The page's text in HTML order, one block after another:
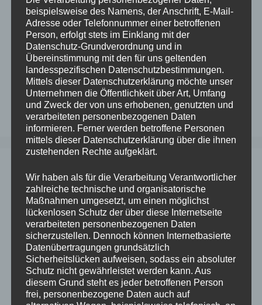
beispielsweise des Namens, der Anschrift, E-Mail-
Adresse oder Telefonnummer einer betroffenen
Person, erfolgt stets im Einklang mit der
Datenschutz-Grundverordnung und in
Übereinstimmung mit den für uns geltenden
landesspezifischen Datenschutzbestimmungen.
Mittels dieser Datenschutzerklärung möchte unser
Unternehmen die Öffentlichkeit über Art, Umfang
und Zweck der von uns erhobenen, genutzten und
verarbeiteten personenbezogenen Daten
informieren. Ferner werden betroffene Personen
mittels dieser Datenschutzerklärung über die ihnen
zustehenden Rechte aufgeklärt.
Wir haben als für die Verarbeitung Verantwortlicher
zahlreiche technische und organisatorische
Maßnahmen umgesetzt, um einen möglichst
lückenlosen Schutz der über diese Internetseite
verarbeiteten personenbezogenen Daten
sicherzustellen. Dennoch können Internetbasierte
Datenübertragungen grundsätzlich
Sicherheitslücken aufweisen, sodass ein absoluter
Schutz nicht gewährleistet werden kann. Aus
diesem Grund steht es jeder betroffenen Person
frei, personenbezogene Daten auch auf